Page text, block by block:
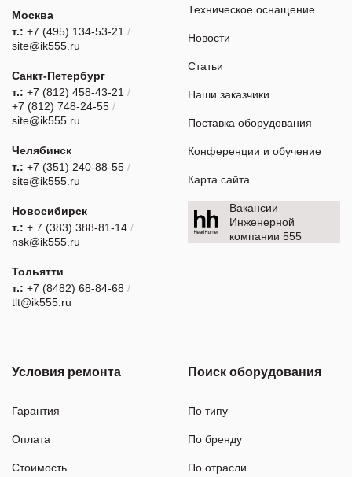
Москва
т.: +7 (495) 134-53-21 /
site@ik555.ru
Санкт-Петербург
т.: +7 (812) 458-43-21 /
+7 (812) 748-24-55 /
site@ik555.ru
Челябинск
т.: +7 (351) 240-88-55 /
site@ik555.ru
Новосибирск
т.: + 7 (383) 388-81-14 /
nsk@ik555.ru
Тольятти
т.: +7 (8482) 68-84-68 /
tlt@ik555.ru
Техническое оснащение
Новости
Статьи
Наши заказчики
Поставка оборудования
Конференции и обучение
Карта сайта
Вакансии
Инженерной
компании 555
Условия ремонта
Гарантия
Оплата
Стоимость
Поиск оборудования
По типу
По бренду
По отрасли